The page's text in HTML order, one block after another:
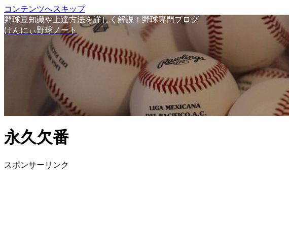
コンテンツへスキップ
野球豆知識や上達方法を詳しく解説！野球専門ブログ
けんにぃ野球ノート
永久欠番
スポンサーリンク